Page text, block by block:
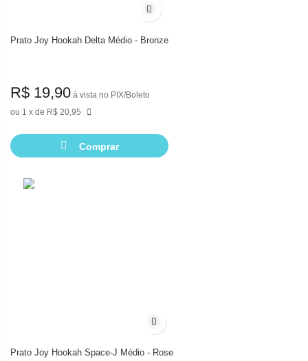
Adicionar à lista de desejos
Prato Joy Hookah Delta Médio - Bronze
1 de R$ 20,95
R$ 19,90 à vista no PIX/Boleto
Comprar
Adicionar à lista de desejos
Prato Joy Hookah Space-J Médio - Rose